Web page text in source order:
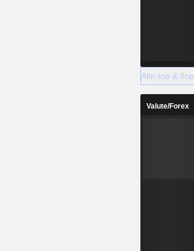
Altri top & flop
Valute/Forex